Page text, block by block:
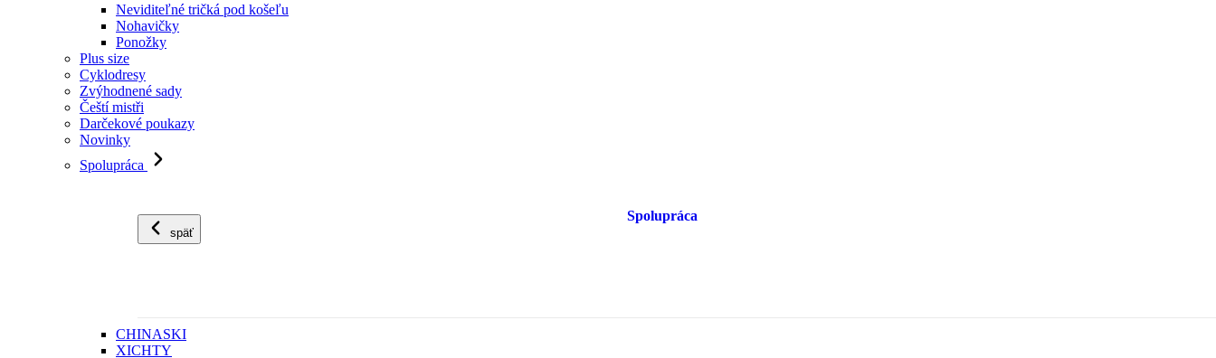
Neviditeľné tričká pod košeľu
Nohavičky
Ponožky
Plus size
Cyklodresy
Zvýhodnené sady
Čeští mistři
Darčekové poukazy
Novinky
Spolupráca
späť
Spolupráca
CHINASKI
XICHTY